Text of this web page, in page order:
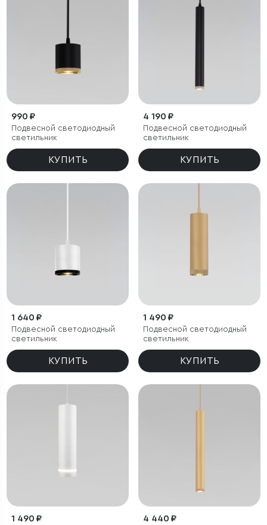
990 ₽
Подвесной светодиодный
светильник
КУПИТЬ
4 190 ₽
Подвесной светодиодный
светильник
КУПИТЬ
1 640 ₽
Подвесной светодиодный
светильник
КУПИТЬ
1 490 ₽
Подвесной светодиодный
светильник
КУПИТЬ
1 490 ₽ 4 440 ₽